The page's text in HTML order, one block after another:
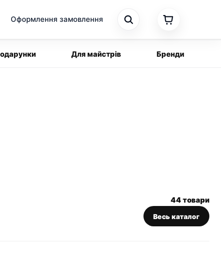
Оформлення замовлення
Для майстрів Бренди
44 товари
Весь каталог